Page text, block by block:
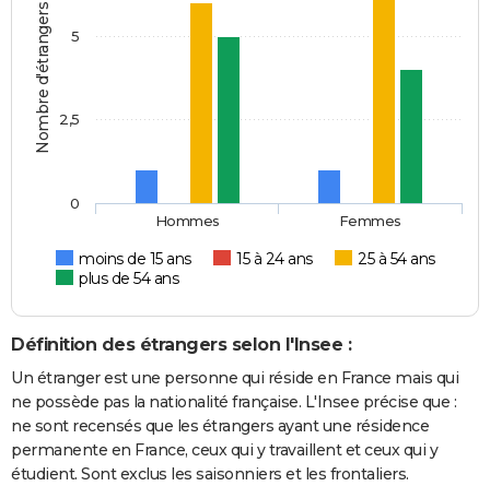
Nombre d'étrangers
moins de 15 ans 15 à 24 ans
25 à 54 ans
plus de 54 ans
Hommes Femmes
0
2,5
5
Définition des étrangers selon l'Insee :
Un étranger est une personne qui réside en France mais qui
ne possède pas la nationalité française. L'Insee précise que :
ne sont recensés que les étrangers ayant une résidence
permanente en France, ceux qui y travaillent et ceux qui y
étudient. Sont exclus les saisonniers et les frontaliers.